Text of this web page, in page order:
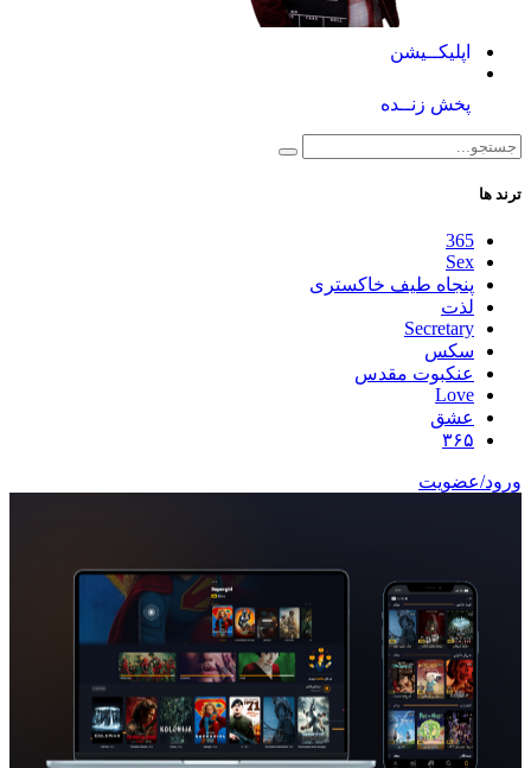
اپلیکــیشن
پخش زنــده
ترند ها
365
Sex
پنجاه طیف خاکستری
لذت
Secretary
سکس
عنکبوت مقدس
Love
عشق
۳۶۵
ورود/عضویت